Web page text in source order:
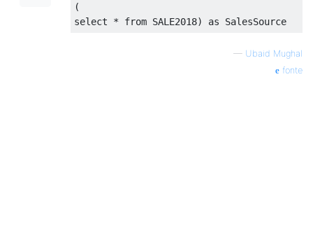
(
select
* from SALE2018) as SalesSource
— Ubaid Mughal
fonte